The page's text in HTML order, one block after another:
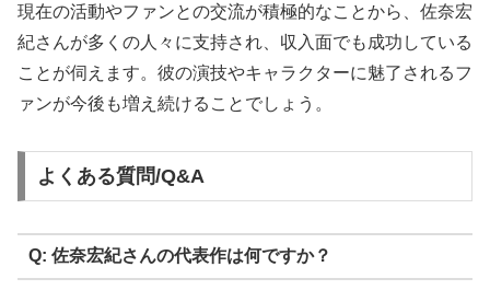
現在の活動やファンとの交流が積極的なことから、佐奈宏
紀さんが多くの人々に支持され、収入面でも成功している
ことが伺えます。彼の演技やキャラクターに魅了されるフ
ァンが今後も増え続けることでしょう。
よくある質問/Q&A
Q: 佐奈宏紀さんの代表作は何ですか？